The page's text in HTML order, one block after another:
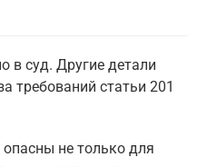
в суд. Другие детали
требований статьи 201
не только для